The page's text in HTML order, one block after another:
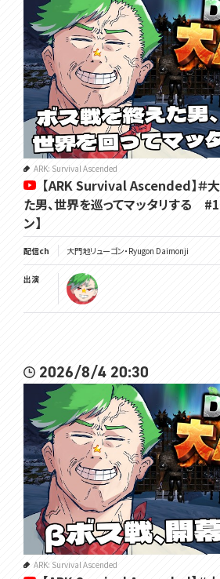
ARK: Survival Ascended
【ARK Survival Ascended】＃
た男、世界を巡ってマッタリする
ン】
配信ch 大門地リューゴン・Ryugon Daimonji
出演
2026/8/4 20:30
ARK: Survival Ascended